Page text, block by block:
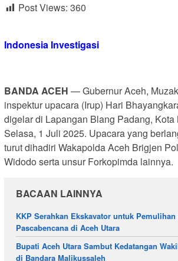
Post Views: 360
Indonesia Investigasi
BANDA ACEH — Gubernur Aceh,
inspektur upacara (Irup) Hari
digelar di Lapangan Blang Padang, Kota
Selasa, 1 Juli 2025. Upacara yang
turut dihadiri Wakapolda Aceh Brigjen
Widodo serta unsur Forkopimda lainnya.
BACAAN LAINNYA
KKP Serahkan Ekskavator untuk
Pascabencana di Aceh Utara
Bupati Aceh Utara Sambut Kedatangan
di Bandara Malikussaleh